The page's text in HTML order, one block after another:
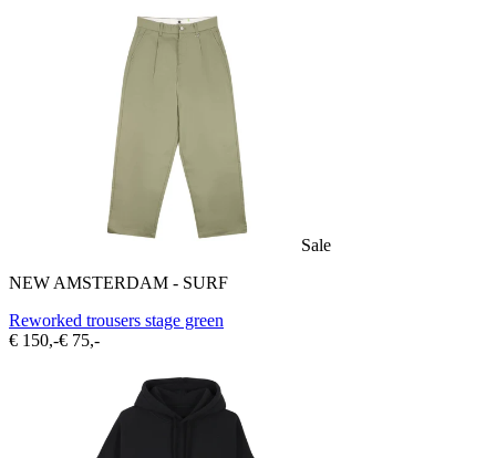
Sale
NEW AMSTERDAM - SURF
Reworked trousers stage green
€ 150,-€ 75,-